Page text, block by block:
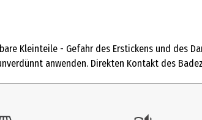
SODIUM CARBONATE, SODIUM SULFATE,
Kleinteile - Gefahr des Erstickens und des
anwenden. Direkten Kontakt des